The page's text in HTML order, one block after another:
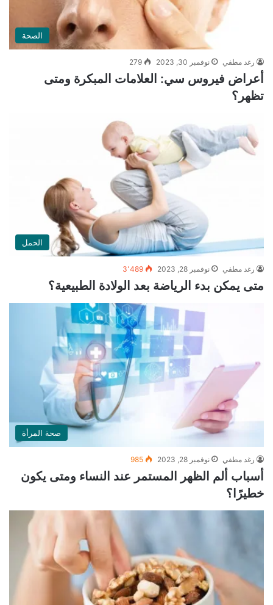
الصحة
رغد مطفي نوفمبر 30, 2023 279
أعراض فيروس سي: العلامات المبكرة ومتى
تظهر؟
الحمل
رغد مطفي نوفمبر 28, 2023 3٬489
متى يمكن بدء الرياضة بعد الولادة الطبيعية؟
صحة المرأة
رغد مطفي نوفمبر 28, 2023 985
أسباب ألم الظهر المستمر عند النساء ومتى يكون
خطيرًا؟